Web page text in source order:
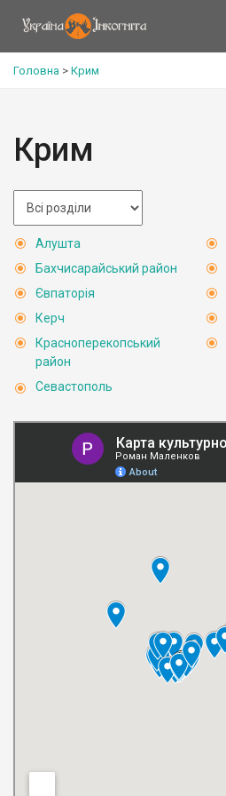
Головна > Крим
Крим
Алушта
Бахчисарайський район
Євпаторія
Керч
Красноперекопський
район
Севастополь